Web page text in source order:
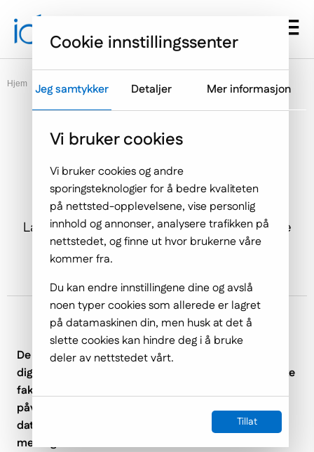
Hjem
LAVKODE akselererer global
digital transformasjon
Lavkode er nå en integrert del av å akselerere
applikasjonslevering, og støtter digital
transformasjon i bedriften.
De siste årene har bedrifter blitt tvunget til å
digitalisere. Behovet for endring er drevet av en rekke
faktorer. Disse inkluderer digitaliseringen som
påvirker nesten alle bransjer, det stadig økende
datavolumet, økende kundekrav og frykten for en
mer digitalt bevisst konkurranse.
Cookie innstillingssenter
Jeg samtykker Detaljer Mer informasjon
Vi bruker cookies
Vi bruker cookies og andre
sporingsteknologier for å bedre kvaliteten
på nettsted-opplevelsene, vise personlig
innhold og annonser, analysere trafikken på
nettstedet, og finne ut hvor brukerne våre
kommer fra.
Du kan endre innstillingene dine og avslå
noen typer cookies som allerede er lagret
på datamaskinen din, men husk at det å
slette cookies kan hindre deg i å bruke
deler av nettstedet vårt.
Tillat